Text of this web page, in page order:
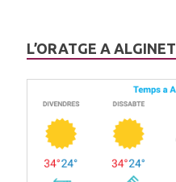
L’ORATGE A ALGINET